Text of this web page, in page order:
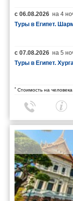
с 06.08.2026 на 4
Туры в Египет.
с 07.08.2026 на 5
Туры в Египет.
* Стоимость на